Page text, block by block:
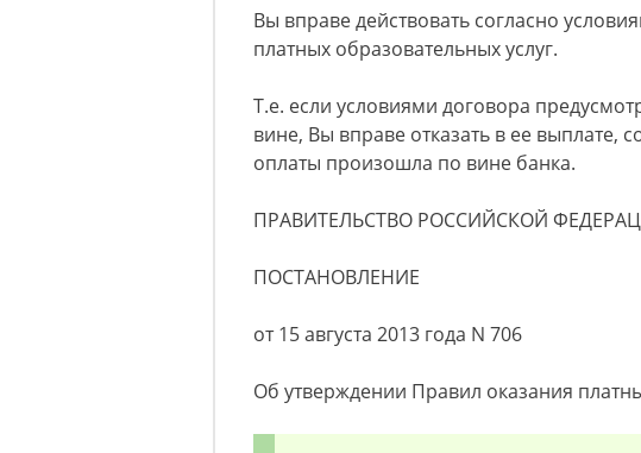
Вы вправе действовать согласно
платных образовательных услуг.
Т.е. если условиями договора
вине, Вы вправе отказать в ее выплате,
оплаты произошла по вине банка.
ПРАВИТЕЛЬСТВО РОССИЙСКОЙ
ПОСТАНОВЛЕНИЕ
от 15 августа 2013 года N 706
Об утверждении Правил оказания